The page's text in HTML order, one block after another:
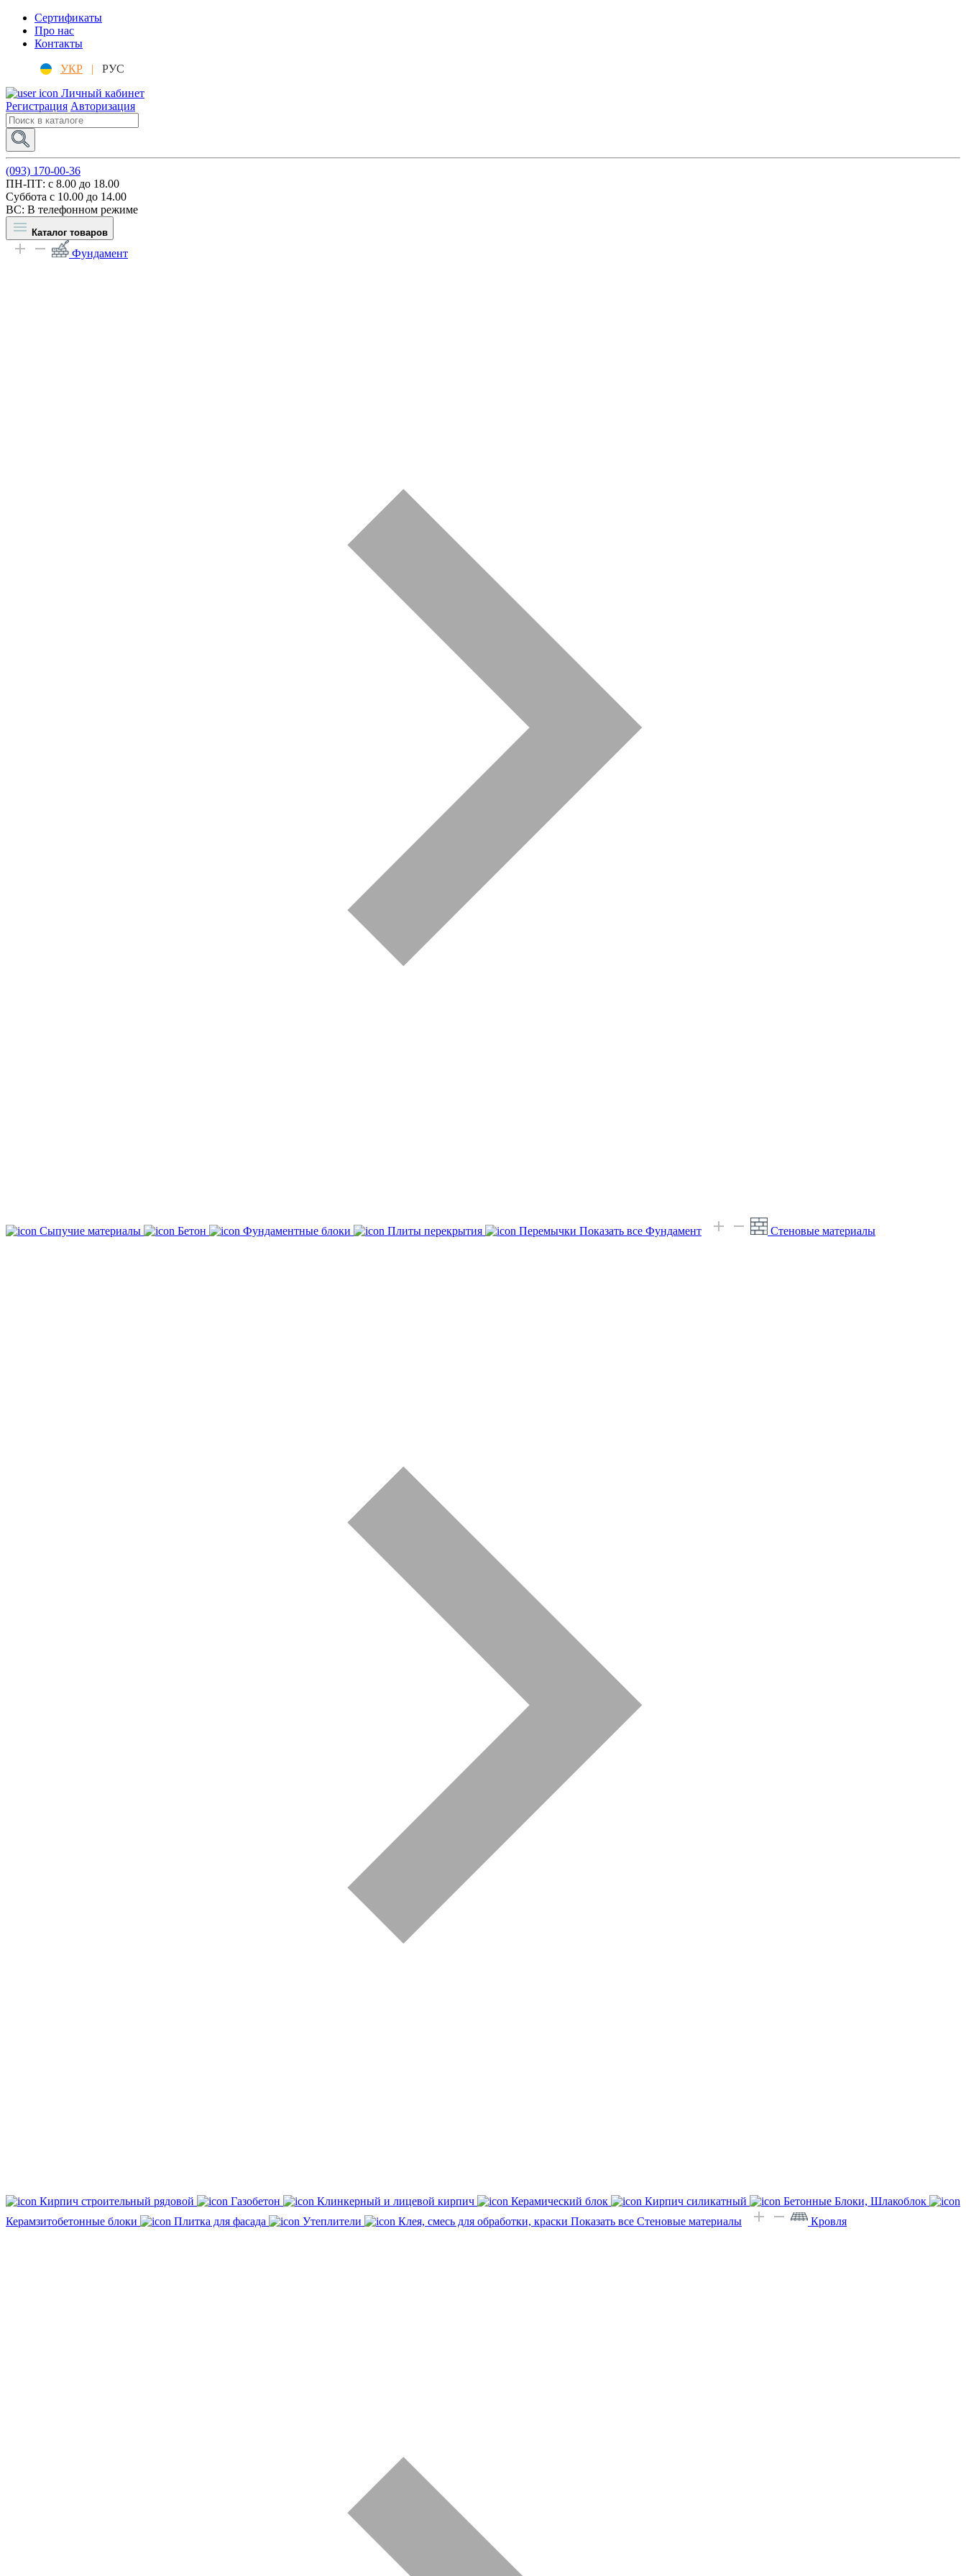
Сертификаты
Про нас
Контакты
УКР |
РУС
Личный кабинет
Регистрация Авторизация
(093) 170-00-36
ПН-ПТ: c 8.00 до 18.00
Суббота с 10.00 до 14.00
ВС: В телефонном режиме
Каталог товаров
Фундамент
Сыпучие материалы Бетон Фундаментные блоки Плиты перекрытия Перемычки Показать все Фундамент Стеновые материалы
Кирпич строительный рядовой Газобетон Клинкерный и лицевой кирпич Керамический блок Кирпич силикатный
Бетонные Блоки, Шлакоблок
Керамзитобетонные блоки
Плитка для фасада Утеплители Клея, смесь для обработки, краски Показать все Стеновые материалы Кровля